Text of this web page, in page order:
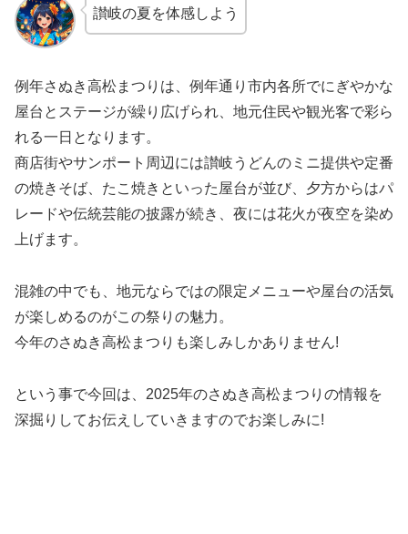
讃岐の夏を体感しよう
例年さぬき高松まつりは、例年通り市内各所でにぎやかな
屋台とステージが繰り広げられ、地元住民や観光客で彩ら
れる一日となります。
商店街やサンポート周辺には讃岐うどんのミニ提供や定番
の焼きそば、たこ焼きといった屋台が並び、夕方からはパ
レードや伝統芸能の披露が続き、夜には花火が夜空を染め
上げます。
混雑の中でも、地元ならではの限定メニューや屋台の活気
が楽しめるのがこの祭りの魅力。
今年のさぬき高松まつりも楽しみしかありません!
という事で今回は、2025年のさぬき高松まつりの情報を
深掘りしてお伝えしていきますのでお楽しみに!